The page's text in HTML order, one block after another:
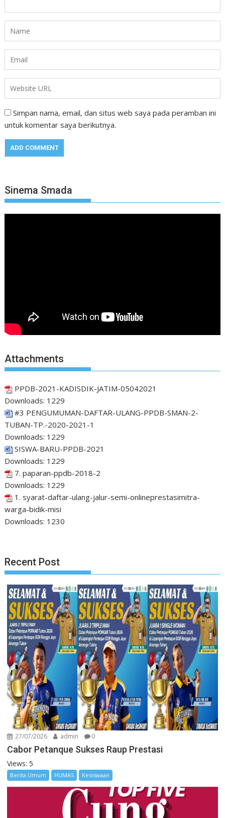
Simpan nama, email, dan situs web saya pada peramban ini
untuk komentar saya berikutnya.
Sinema Smada
Attachments
PPDB-2021-KADISDIK-JATIM-05042021
Downloads: 1229
#3 PENGUMUMAN-DAFTAR-ULANG-PPDB-SMAN-2-
TUBAN-TP.-2020-2021-1
Downloads: 1229
SISWA-BARU-PPDB-2021
Downloads: 1229
7. paparan-ppdb-2018-2
Downloads: 1229
1. syarat-daftar-ulang-jalur-semi-onlineprestasimitra-
warga-bidik-misi
Downloads: 1230
Recent Post
27/07/2026 admin 0
Cabor Petanque Sukses Raup Prestasi
Views: 5
Berita Umum HUMAS Kesiswaan